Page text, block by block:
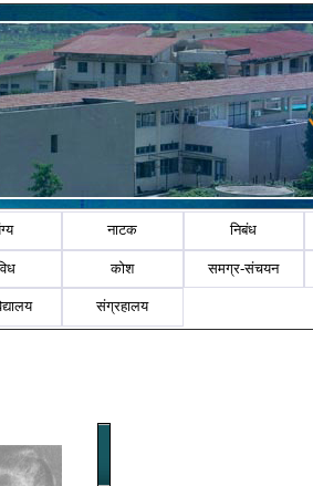
नाटक निबंध
कोश समग्र-संचयन
संग्रहालय